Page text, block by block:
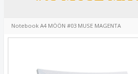
Notebook A4 MÖÖN #03 MUSE MAGENTA